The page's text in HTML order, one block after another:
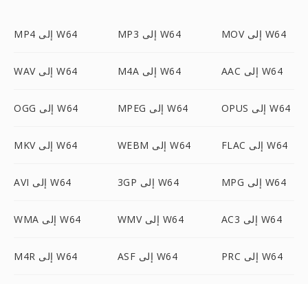
MP4 إلى W64 MP3 إلى W64 MOV إلى W64
WAV إلى W64 M4A إلى W64 AAC إلى W64
OGG إلى W64 MPEG إلى W64 OPUS إلى W64
MKV إلى W64 WEBM إلى W64 FLAC إلى W64
AVI إلى W64 3GP إلى W64 MPG إلى W64
WMA إلى W64 WMV إلى W64 AC3 إلى W64
M4R إلى W64 ASF إلى W64 PRC إلى W64